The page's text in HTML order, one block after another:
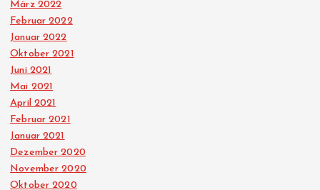
März 2022
Februar 2022
Januar 2022
Oktober 2021
Juni 2021
Mai 2021
April 2021
Februar 2021
Januar 2021
Dezember 2020
November 2020
Oktober 2020